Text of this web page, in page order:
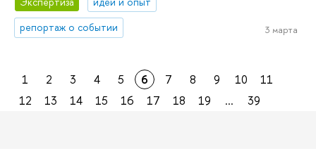
репортаж о событии
3 марта
1 2 3 4 5 6 7 8 9 10
11
12
13 14 15 16 17 18 19 ... 39